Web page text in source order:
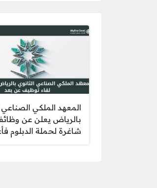
المعهد الملكي الصناعي
بالرياض يعلن عن
شاغرة لحملة الدبلوم